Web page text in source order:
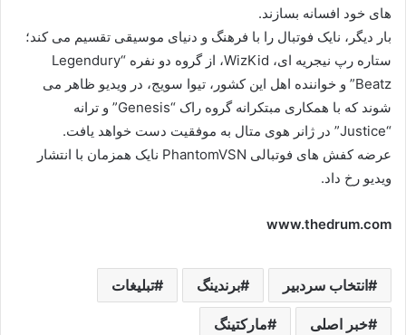
های خود افسانه بسازند.
بار دیگر، نایک فوتبال را با فرهنگ و دنیای موسیقی تقسیم می کند؛
ستاره رپ نیجریه ای، WizKid، از گروه دو نفره “Legendury
Beatz” و خواننده اهل این کشور، تیوا سویج، در ویدیو ظاهر می
شوند که با همکاری مبتکرانه گروه راک “Genesis” و ترانه
“Justice” در ژانر هوی متال به موفقیت دست خواهد یافت.
عرضه کفش های فوتبالی PhantomVSN نایک همزمان با انتشار
ویدیو رخ داد.
www.thedrum.com
انتخاب سردبیر برندینگ تبلیغات
خبر اصلی مارکتینگ